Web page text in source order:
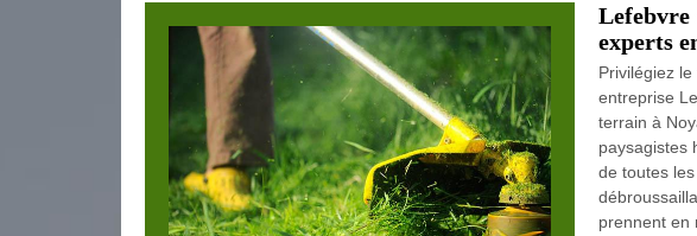
Lefebvre
experts
Privilégiez
entreprise
terrain à
paysagistes
de toutes
prennent en